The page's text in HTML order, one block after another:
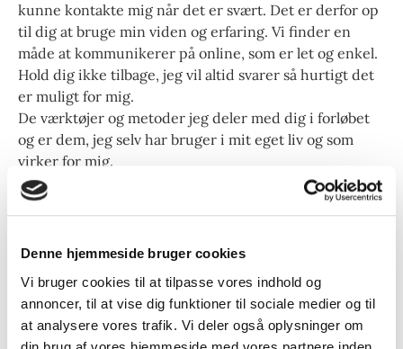
Denne hjemmeside bruger cookies
Vi bruger cookies til at tilpasse vores indhold og
annoncer, til at vise dig funktioner til sociale medier og til
at analysere vores trafik. Vi deler også oplysninger om
kunne kontakte mig når det er svært. Det er derfor op
til dig at bruge min viden og erfaring. Vi finder en
måde at kommunikerer på online, som er let og enkel.
Hold dig ikke tilbage, jeg vil altid svarer så hurtigt det
er muligt for mig.
De værktøjer og metoder jeg deler med dig i forløbet
og er dem, jeg selv har bruger i mit eget liv og som
virker for mig.
Hvis du har den mindste interesse i at høre mere om
forløbet er noget for dig, så hold dig ikke tilbage for en
nedenstående knap og lad os finde en tid, hvor vi får
afklaret om vi er et match, til at jeg kan hjælpe / støtte
dig til at få et liv i balance.
Udtagelser fra tidligere deltagere: